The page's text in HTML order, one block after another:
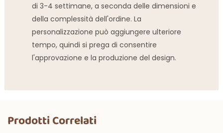
di 3-4 settimane, a seconda delle dimensioni e
della complessità dell'ordine. La
personalizzazione può aggiungere ulteriore
tempo, quindi si prega di consentire
l'approvazione e la produzione del design.
Prodotti Correlati